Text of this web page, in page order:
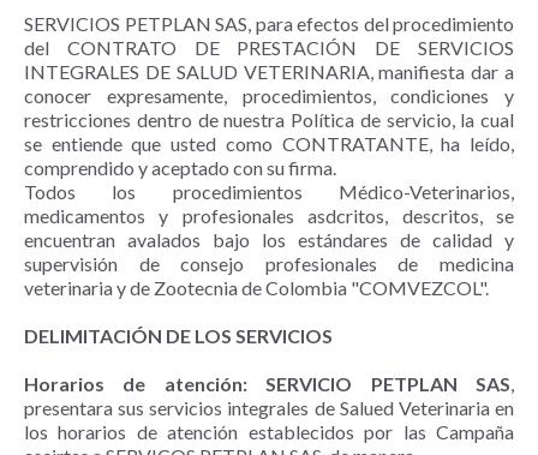
SERVICIOS PETPLAN SAS, para efectos del procedimiento
del CONTRATO DE PRESTACIÓN DE SERVICIOS
INTEGRALES DE SALUD VETERINARIA, manifiesta dar a
conocer expresamente, procedimientos, condiciones y
restricciones dentro de nuestra Política de servicio, la cual
se entiende que usted como CONTRATANTE, ha leído,
comprendido y aceptado con su firma.
Todos los procedimientos Médico-Veterinarios,
medicamentos y profesionales asdcritos, descritos, se
encuentran avalados bajo los estándares de calidad y
supervisión de consejo profesionales de medicina
veterinaria y de Zootecnia de Colombia "COMVEZCOL".
DELIMITACIÓN DE LOS SERVICIOS
Horarios de atención: SERVICIO PETPLAN SAS,
presentara sus servicios integrales de Salued Veterinaria en
los horarios de atención establecidos por las Campaña